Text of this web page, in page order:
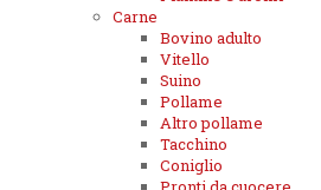
Carne
Bovino adulto
Vitello
Suino
Pollame
Altro pollame
Tacchino
Coniglio